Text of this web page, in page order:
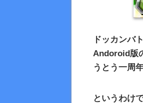
ドッカンバ
Andoroid版
うとう一周
というわけ